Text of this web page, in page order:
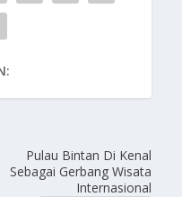
Pulau Bintan Di Kenal
Sebagai Gerbang Wisata
Internasional